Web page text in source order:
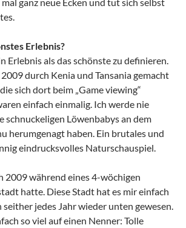
Erlebnis?
Erlebnis als das schönste zu definieren.
durch Kenia und Tansania gemacht
sich dort beim „Game viewing“
einfach einmalig. Ich werde nie
schnuckeligen Löwenbabys an dem
herumgenagt haben. Ein brutales und
eindrucksvolles Naturschauspiel.
2009 während eines 4-wöchigen
hatte. Diese Stadt hat es mir einfach
jedes Jahr wieder unten gewesen.
so viel auf einen Nenner: Tolle